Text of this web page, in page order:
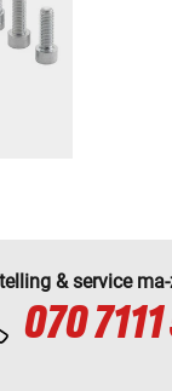
& service
070